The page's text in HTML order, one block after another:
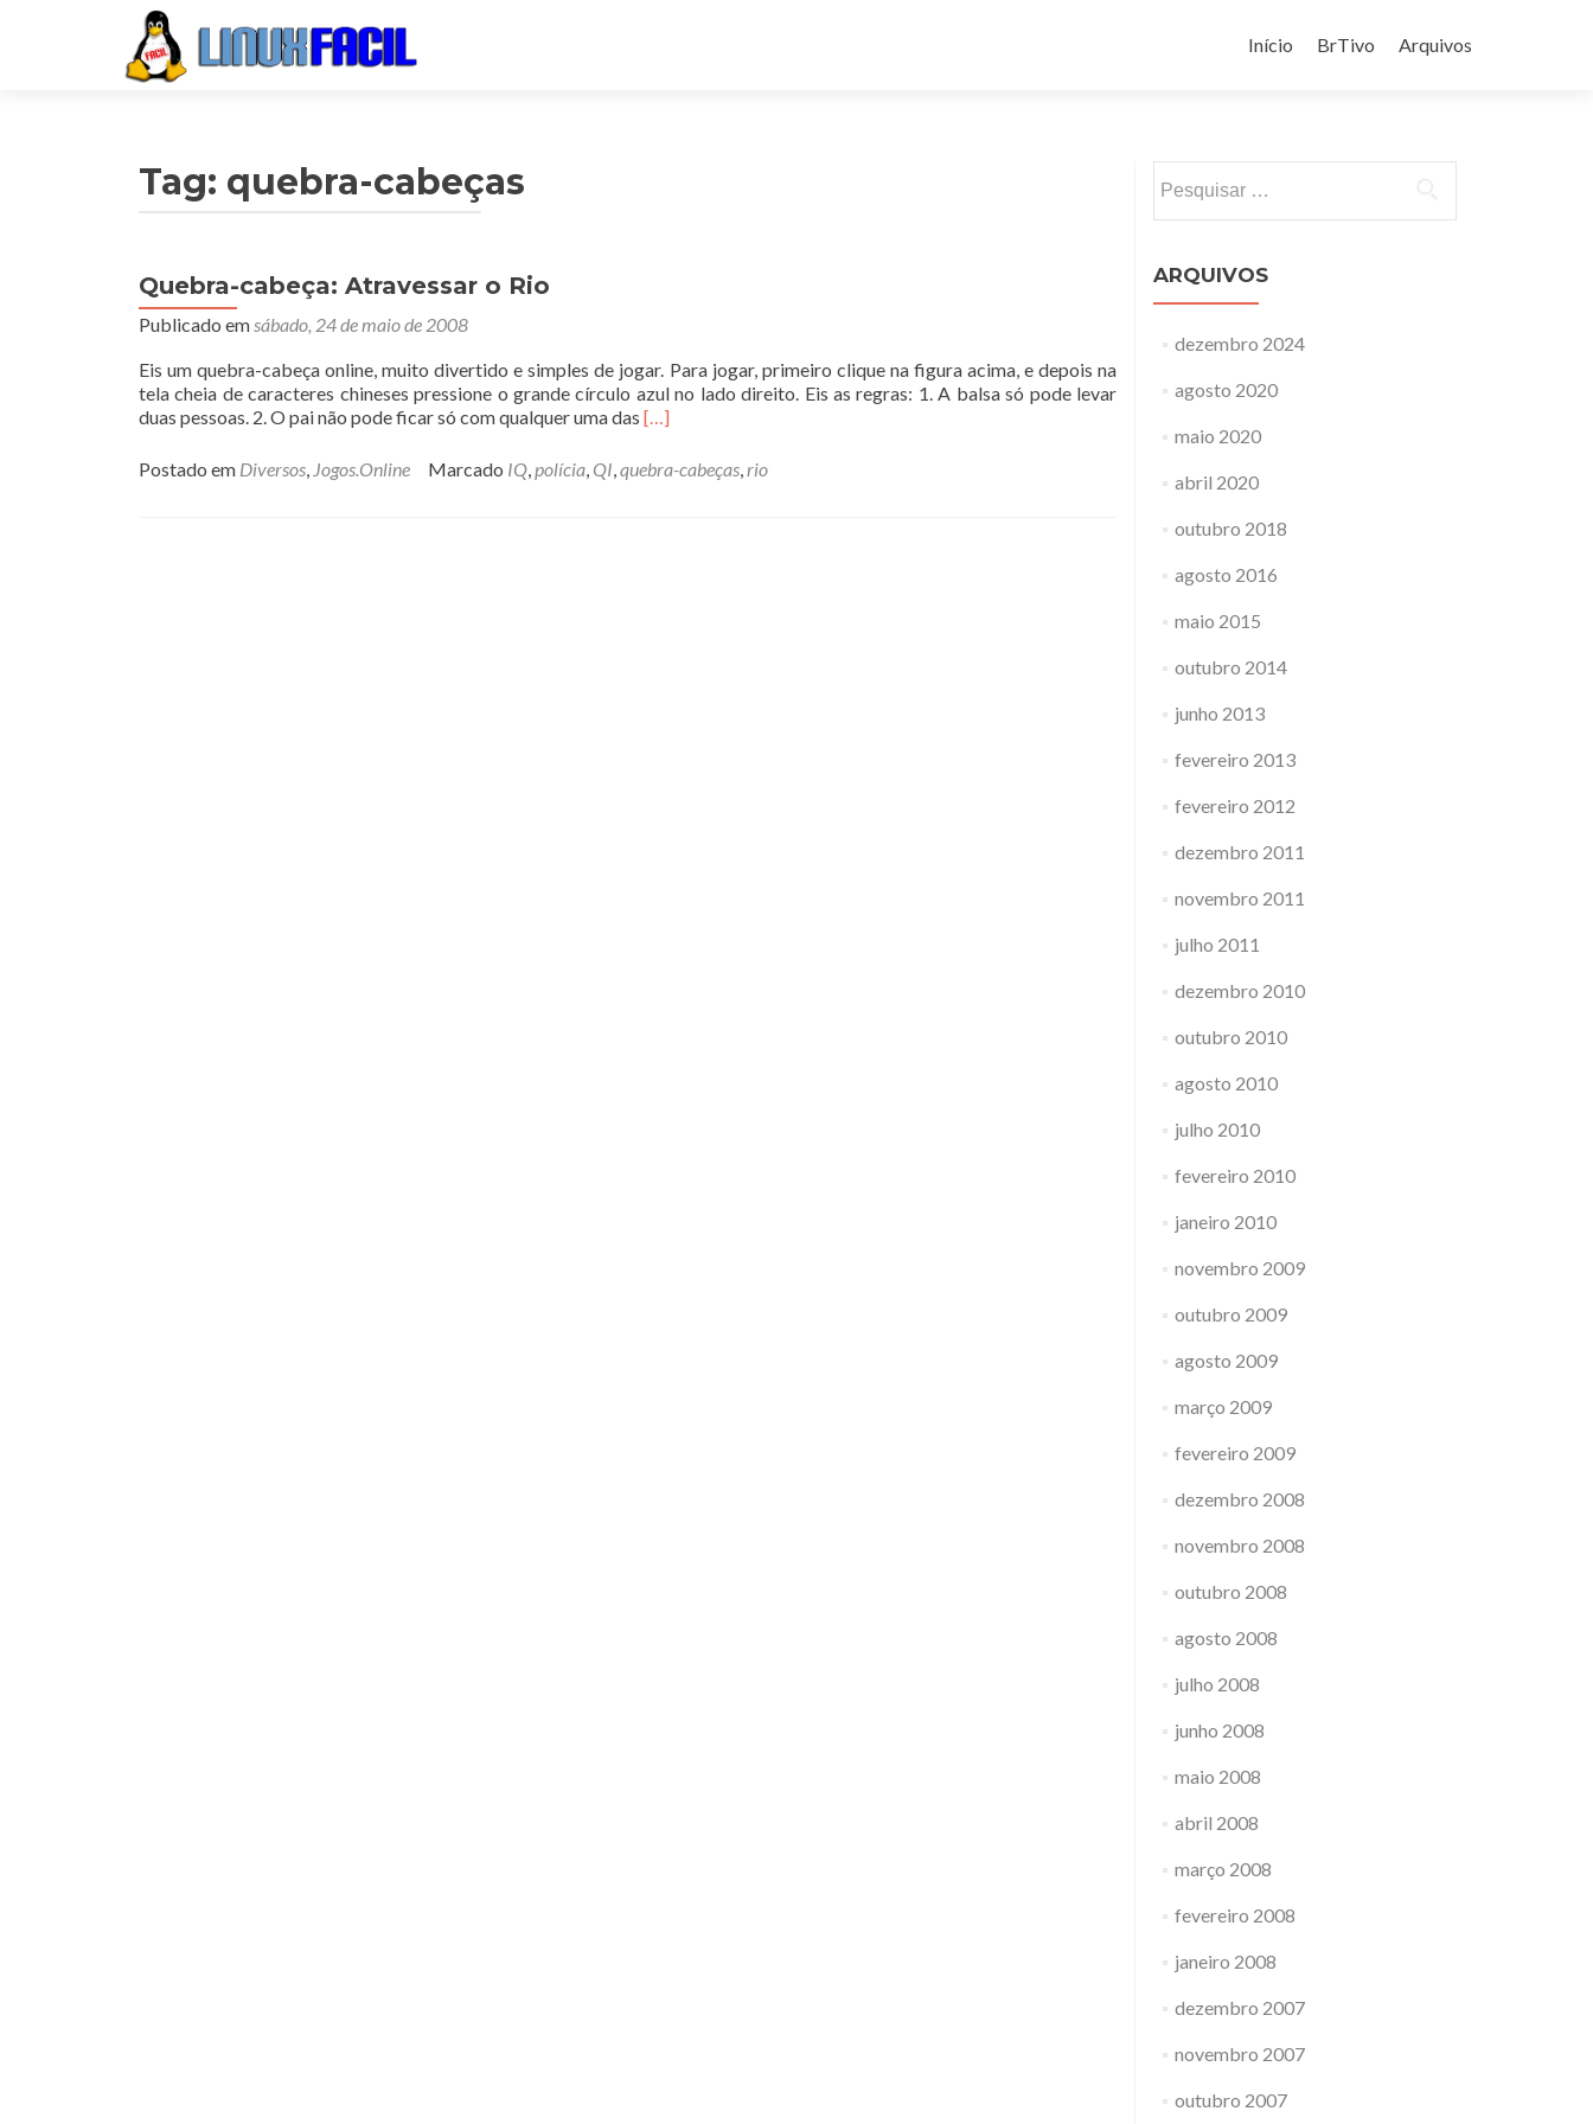
para
Início BrTivo Arquivos
Tag: quebra-cabeças
Quebra-cabeça: Atravessar o Rio
Publicado emsábado, 24 de maio de 2008
Eis um quebra-cabeça online, muito divertido e simples de jogar. Para jogar, primeiro clique na figura acima, e depois na
tela cheia de caracteres chineses pressione o grande círculo azul no lado direito. Eis as regras: 1. A balsa só pode levar
duas pessoas. 2. O pai não pode ficar só com qualquer uma das Leia
sobreQuebra-
[…]
Postado em Diversos, Jogos.Online Marcado IQ,polícia, QI,quebra-cabeças,rio
por:
ARQUIVOS
dezembro 2024
agosto 2020
maio 2020
abril 2020
outubro 2018
agosto 2016
maio 2015
outubro 2014
junho 2013
fevereiro 2013
fevereiro 2012
dezembro 2011
novembro 2011
julho 2011
dezembro 2010
outubro 2010
agosto 2010
julho 2010
fevereiro 2010
janeiro 2010
novembro 2009
outubro 2009
agosto 2009
março 2009
fevereiro 2009
dezembro 2008
novembro 2008
outubro 2008
agosto 2008
julho 2008
junho 2008
maio 2008
abril 2008
março 2008
fevereiro 2008
janeiro 2008
dezembro 2007
novembro 2007
outubro 2007